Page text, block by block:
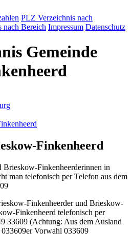
PLZ Verzeichnis nach
nach Bereich Impressum Datenschutz
Gemeinde
Finkenheerd
Finkenheerderinnen in
man telefonisch per Telefon aus dem
Finkenheerder und Brieskow-
Finkenheerd telefonisch per
33609 (Achtung: Aus dem Ausland
Vorwahl 033609